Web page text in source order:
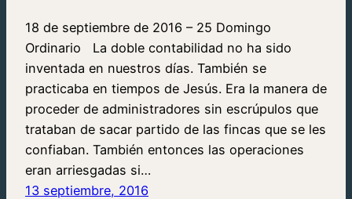
18 de septiembre de 2016 – 25 Domingo
Ordinario La doble contabilidad no ha sido
inventada en nuestros días. También se
practicaba en tiempos de Jesús. Era la manera de
proceder de administradores sin escrúpulos que
trataban de sacar partido de las fincas que se les
confiaban. También entonces las operaciones
eran arriesgadas si…
13 septiembre, 2016